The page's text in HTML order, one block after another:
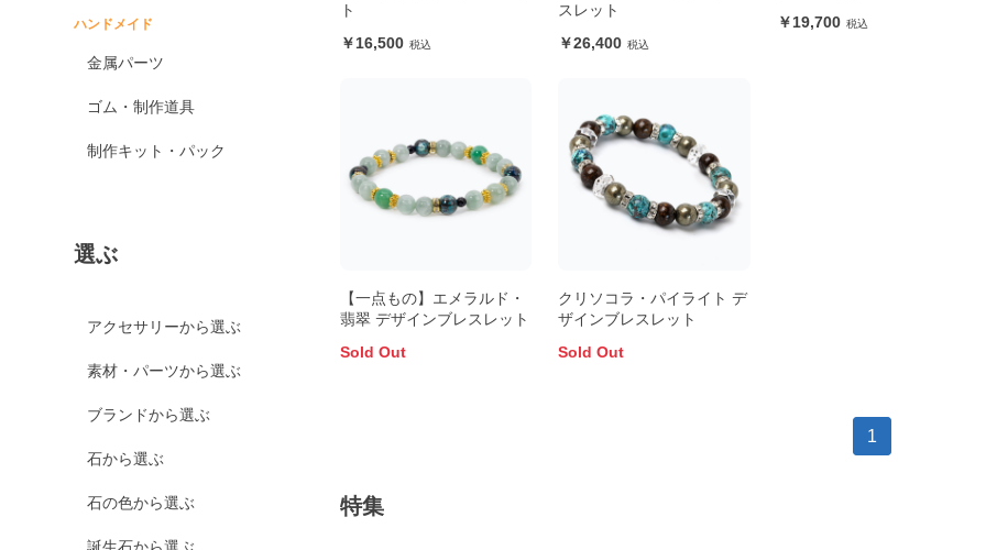
ハンドメイド
金属パーツ
ゴム・制作道具
制作キット・パック
選ぶ
アクセサリーから選ぶ
素材・パーツから選ぶ
ブランドから選ぶ
石から選ぶ
石の色から選ぶ
ト
16,500
スレット
26,400
19,700
【一点もの】エメラルド・
翡翠 デザインブレスレット
Sold Out
クリソコラ・パイライト デ
ザインブレスレット
Sold Out
1
特集